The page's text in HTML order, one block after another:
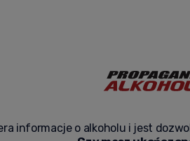
informacje o alkoholu i jest